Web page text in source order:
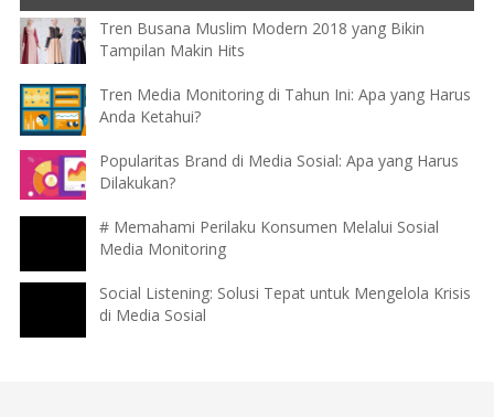
Tren Busana Muslim Modern 2018 yang Bikin
Tampilan Makin Hits
Tren Media Monitoring di Tahun Ini: Apa yang Harus
Anda Ketahui?
Popularitas Brand di Media Sosial: Apa yang Harus
Dilakukan?
# Memahami Perilaku Konsumen Melalui Sosial
Media Monitoring
Social Listening: Solusi Tepat untuk Mengelola Krisis
di Media Sosial